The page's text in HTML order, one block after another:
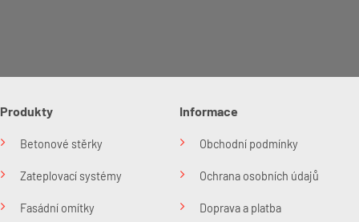
Produkty
Betonové stěrky
Zateplovací systémy
Fasádní omítky
Informace
Obchodní podmínky
Ochrana osobních údajů
Doprava a platba